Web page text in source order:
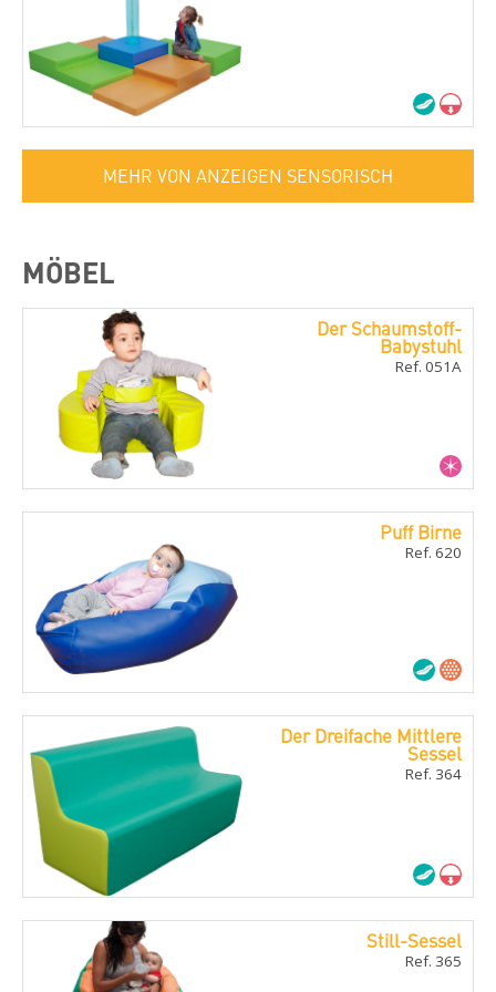
MEHR VON ANZEIGEN SENSORISCH
MÖBEL
Der Schaumstoff-
Babystuhl
Ref. 051A
Puff Birne
Ref. 620
Der Dreifache Mittlere
Sessel
Ref. 364
Still-Sessel
Ref. 365